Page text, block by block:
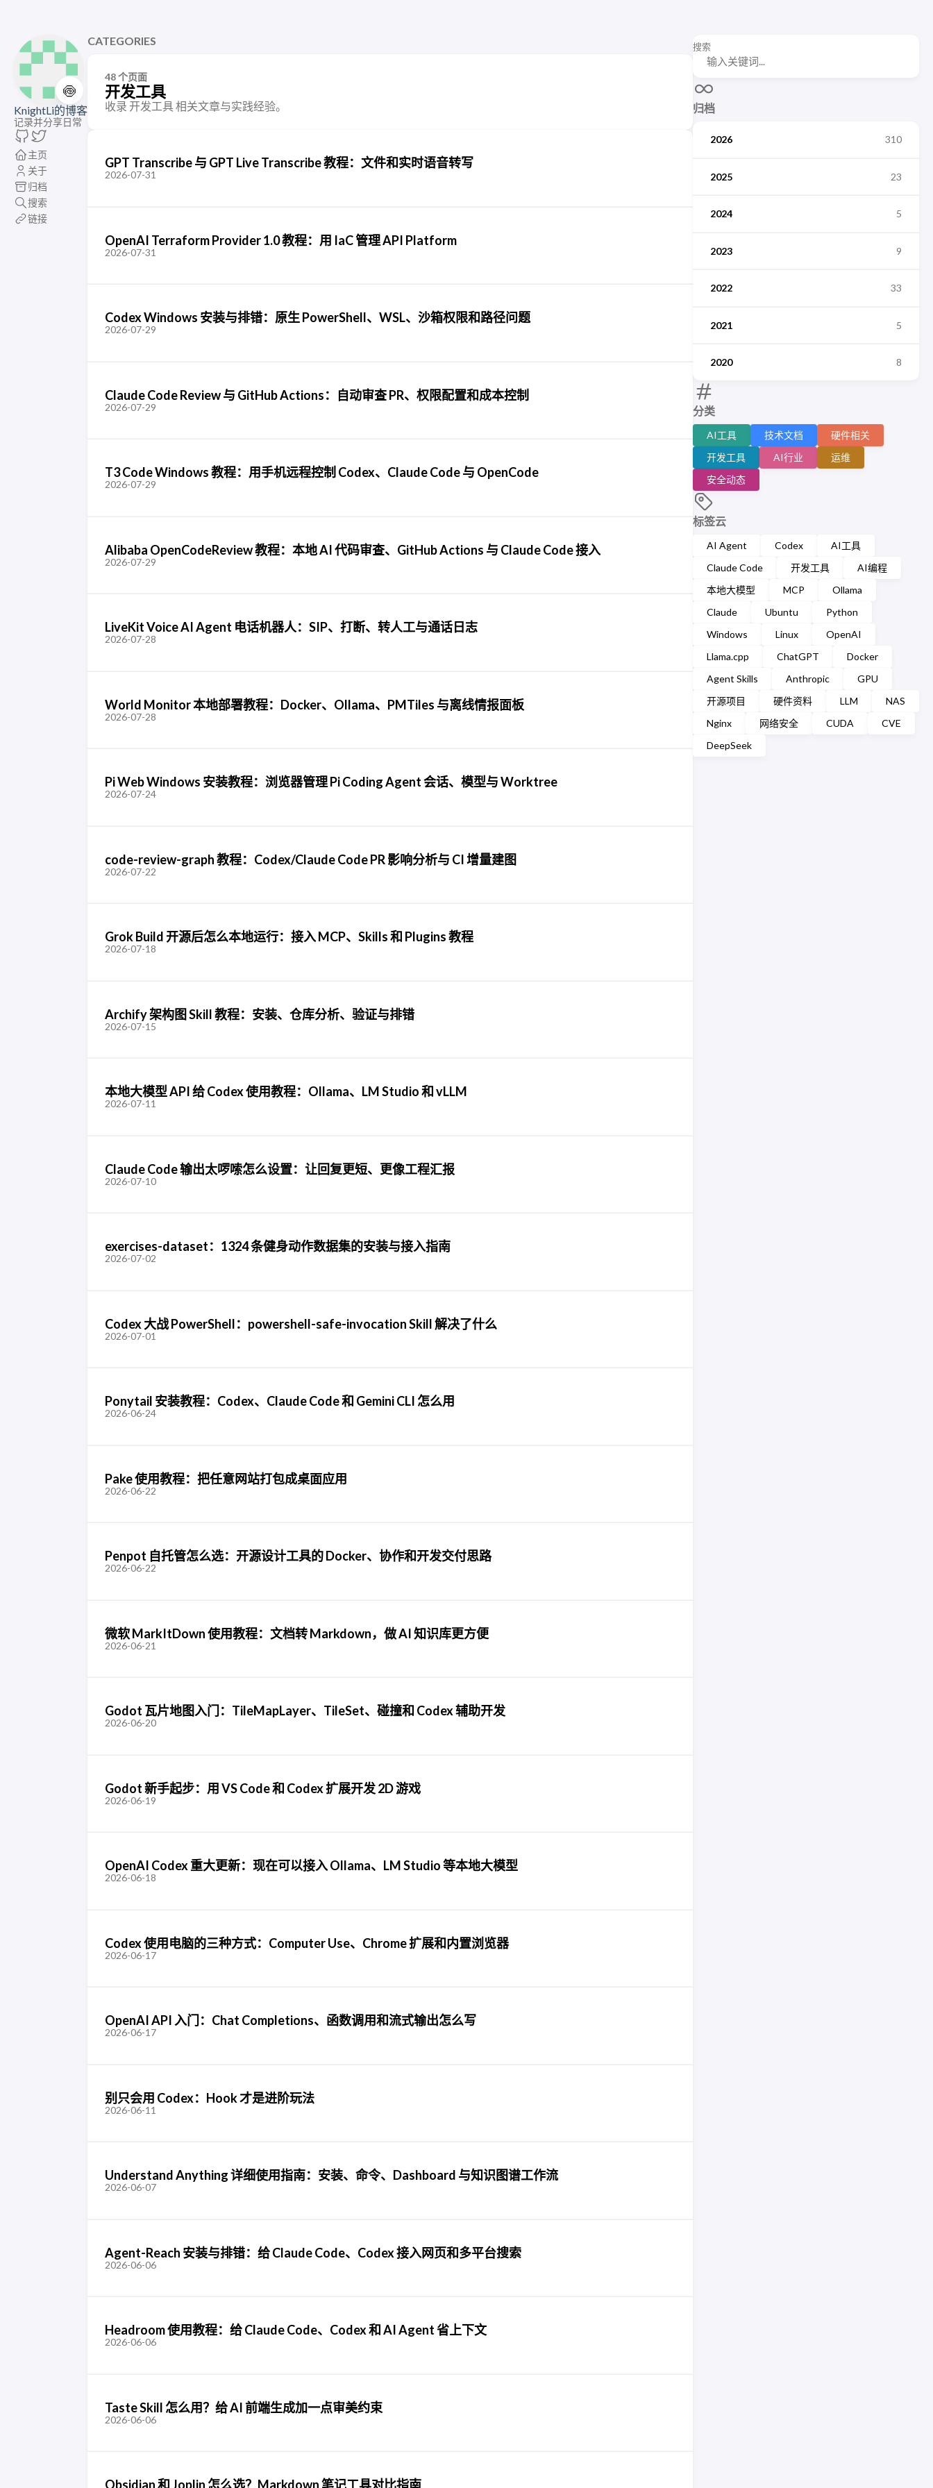
🍥
KnightLi的博客
记录并分享日常
主页
关于
归档
搜索
链接
搜索
归档
2026 310
2025 23
2024 5
2023 9
2022 33
2021 5
2020 8
分类
AI工具 技术文档
硬件相关
开发工具
AI行业
运维
安全动态
标签云
AI Agent Codex
AI工具
Claude Code
开发工具
AI编程
本地大模型
MCP
Ollama
Claude
Ubuntu
Python
Windows
Linux
OpenAI
Llama.cpp
ChatGPT
Docker
Agent Skills
Anthropic
GPU
开源项目
硬件资料 LLM
NAS
Nginx
网络安全 CUDA
CVE
DeepSeek
CATEGORIES
48 个页面
开发工具
收录 开发工具 相关文章与实践经验。
GPT Transcribe 与 GPT Live Transcribe 教程：文件和实时语音转写
2026-07-31
OpenAI Terraform Provider 1.0 教程：用 IaC 管理 API Platform
2026-07-31
Codex Windows 安装与排错：原生 PowerShell、WSL、沙箱权限和路径问题
2026-07-29
Claude Code Review 与 GitHub Actions：自动审查 PR、权限配置和成本控制
2026-07-29
T3 Code Windows 教程：用手机远程控制 Codex、Claude Code 与 OpenCode
2026-07-29
Alibaba OpenCodeReview 教程：本地 AI 代码审查、GitHub Actions 与 Claude Code 接入
2026-07-29
LiveKit Voice AI Agent 电话机器人：SIP、打断、转人工与通话日志
2026-07-28
World Monitor 本地部署教程：Docker、Ollama、PMTiles 与离线情报面板
2026-07-28
Pi Web Windows 安装教程：浏览器管理 Pi Coding Agent 会话、模型与 Worktree
2026-07-24
code-review-graph 教程：Codex/Claude Code PR 影响分析与 CI 增量建图
2026-07-22
Grok Build 开源后怎么本地运行：接入 MCP、Skills 和 Plugins 教程
2026-07-18
Archify 架构图 Skill 教程：安装、仓库分析、验证与排错
2026-07-15
本地大模型 API 给 Codex 使用教程：Ollama、LM Studio 和 vLLM
2026-07-11
Claude Code 输出太啰嗦怎么设置：让回复更短、更像工程汇报
2026-07-10
exercises-dataset：1324 条健身动作数据集的安装与接入指南
2026-07-02
Codex 大战 PowerShell：powershell-safe-invocation Skill 解决了什么
2026-07-01
Ponytail 安装教程：Codex、Claude Code 和 Gemini CLI 怎么用
2026-06-24
Pake 使用教程：把任意网站打包成桌面应用
2026-06-22
Penpot 自托管怎么选：开源设计工具的 Docker、协作和开发交付思路
2026-06-22
微软 MarkItDown 使用教程：文档转 Markdown，做 AI 知识库更方便
2026-06-21
Godot 瓦片地图入门：TileMapLayer、TileSet、碰撞和 Codex 辅助开发
2026-06-20
Godot 新手起步：用 VS Code 和 Codex 扩展开发 2D 游戏
2026-06-19
OpenAI Codex 重大更新：现在可以接入 Ollama、LM Studio 等本地大模型
2026-06-18
Codex 使用电脑的三种方式：Computer Use、Chrome 扩展和内置浏览器
2026-06-17
OpenAI API 入门：Chat Completions、函数调用和流式输出怎么写
2026-06-17
别只会用 Codex：Hook 才是进阶玩法
2026-06-11
Understand Anything 详细使用指南：安装、命令、Dashboard 与知识图谱工作流
2026-06-07
Agent-Reach 安装与排错：给 Claude Code、Codex 接入网页和多平台搜索
2026-06-06
Headroom 使用教程：给 Claude Code、Codex 和 AI Agent 省上下文
2026-06-06
Taste Skill 怎么用？给 AI 前端生成加一点审美约束
2026-06-06
Obsidian 和 Joplin 怎么选？Markdown 笔记工具对比指南